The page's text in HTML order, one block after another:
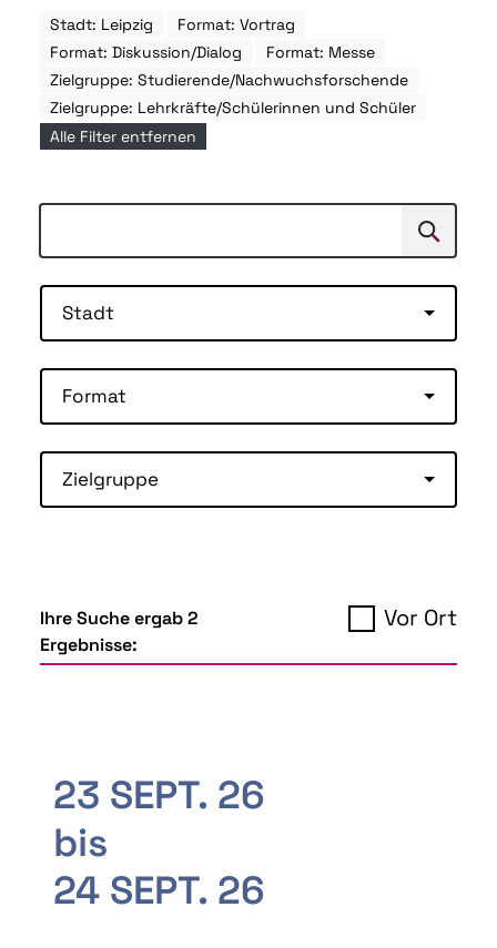
Stadt: Leipzig
Format: Vortrag
Format: Diskussion/Dialog
Format: Messe
Zielgruppe: Studierende/Nachwuchsforschende
Zielgruppe: Lehrkräfte/Schülerinnen und Schüler
Alle Filter entfernen
Suchen
Stadt
Format
Zielgruppe
Ihre Suche ergab 2
Ergebnisse:
Vor Ort
23 SEPT. 26
bis
24 SEPT. 26